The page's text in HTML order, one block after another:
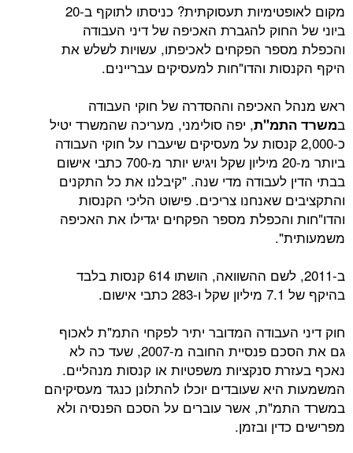
מקום לאופטימיות תעסוקתית? כניסתו לתוקף ב-20
להגברת האכיפה של דיני העבודה
הפקחים לאכיפתו, עשויות לשלש את
והדו"חות למעסיקים עבריינים.
וההסדרה של חוקי העבודה
, יפה סולימני, מעריכה שהמשרד יטיל
קנסות על מעסיקים שיעברו על חוקי העבודה
ביותר מ-20 מיליון שקל ויגיש יותר מ-700 כתבי אישום
לעבודה מדי שנה. "קיבלנו את כל התקנים
שאנחנו צריכים. פישוט הליכי הקנסות
מספר הפקחים יגדילו את האכיפה
ב-2011, לשם ההשוואה, הושתו 614 קנסות בלבד
המדובר יתיר לפקחי התמ"ת לאכוף
גם את הסכם פנסיית החובה מ-2007, שעד כה לא
סנקציות משפטיות או קנסות מנהליים.
שעובדים יוכלו להתלונן כנגד מעסיקיהם
אשר עוברים על הסכם הפנסיה ולא
ובזמן.